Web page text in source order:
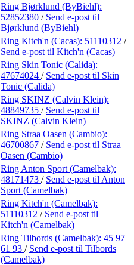
Ring Bjørklund (ByBiehl):
52852380 / Send e-post til
Bjørklund (ByBiehl)
Ring Kitch'n (Cacas): 51110312 /
Send e-post til Kitch'n (Cacas)
Ring Skin Tonic (Calida):
47674024 / Send e-post til Skin
Tonic (Calida)
Ring SKINZ (Calvin Klein):
48849735 / Send e-post til
SKINZ (Calvin Klein)
Ring Straa Oasen (Cambio):
46700867 / Send e-post til Straa
Oasen (Cambio)
Ring Anton Sport (Camelbak):
48171473 / Send e-post til Anton
Sport (Camelbak)
Ring Kitch'n (Camelbak):
51110312 / Send e-post til
Kitch'n (Camelbak)
Ring Tilbords (Camelbak): 45 97
61 93 / Send e-post til Tilbords
(Camelbak)